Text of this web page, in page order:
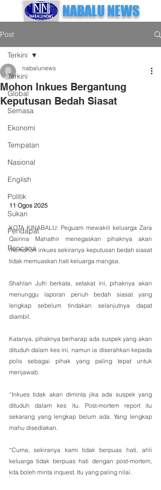
NABALU NEWS
Post
Terkini
Global
Semasa
Ekonomi
Tempatan
Nasional
English
Politik
Sukan
Pendapat
Rencana
Terkini
Mohon Inkues Bergantung
Keputusan Bedah Siasat
nabalunews
11 Ogos 2025
KOTA KINABALU: Peguam mewakili keluarga Zara
Qairina Mahathir menegaskan pihaknya akan
memohon inkues sekiranya keputusan bedah siasat
tidak memuaskan hati keluarga mangsa.
Shahlan Jufri berkata, setakat ini, pihaknya akan
menunggu laporan penuh bedah siasat yang
lengkap sebelum tindakan selanjutnya dapat
diambil.
Katanya, pihaknya berharap ada suspek yang akan
dituduh dalam kes ini, namun ia diserahkan kepada
polis sebagai pihak yang paling tepat untuk
menjawab.
“Inkues tidak akan diminta jika ada suspek yang
dituduh dalam kes itu. Post-mortem report itu
sekarang yang lengkap belum ada. Yang lengkap
mahu disediakan.
“Cuma, sekiranya kami tidak berpuas hati, ahli
keluarga tidak berpuas hati dengan post-mortem,
kita boleh minta inquest. Itu yang paling nilai.